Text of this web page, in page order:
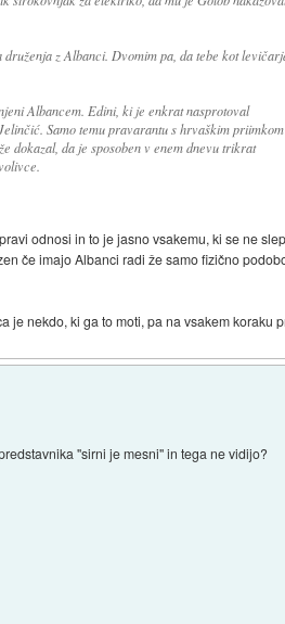
z Albanci. Dvomim pa, da tebe kot
Albancem. Edini, ki je enkrat nasprotoval
Samo temu pravarantu s hrvaškim priimkom
dokazal, da je sposoben v enem dnevu trikrat
odnosi in to je jasno vsakemu, ki se ne
če imajo Albanci radi že samo fizično
je nekdo, ki ga to moti, pa na vsakem koraku
''sirni je mesni'' in tega ne vidijo?